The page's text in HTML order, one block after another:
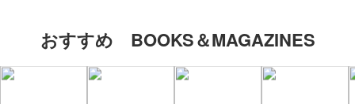
おすすめ BOOKS＆MAGAZINES